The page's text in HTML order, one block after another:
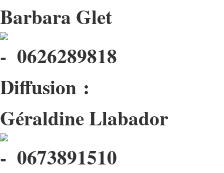
Barbara Glet
0626289818
Diffusion :
Géraldine Llabador
0673891510